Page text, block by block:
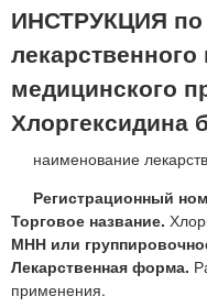
ИНСТРУКЦИЯ
медицинского
Хлоргексидина
наименование
Регистрационный
Торговое название.
МНН или
Лекарственная форма.
применения.